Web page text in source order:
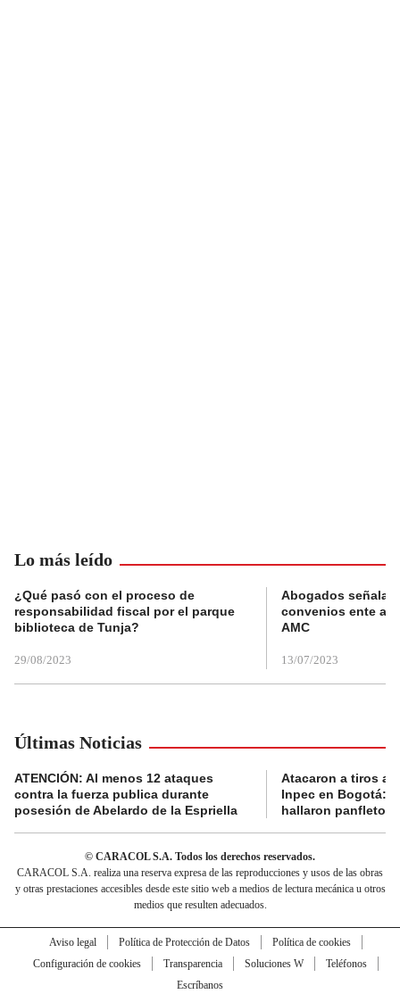
Lo más leído
¿Qué pasó con el proceso de
responsabilidad fiscal por el parque
biblioteca de Tunja?
29/08/2023
Abogados
convenios ente
AMC
13/07/2023
Últimas Noticias
ATENCIÓN: Al menos 12 ataques
contra la fuerza publica durante
posesión de Abelardo de la Espriella
Atacaron a tiros a
Inpec en Bogotá:
hallaron panfletos
© CARACOL S.A. Todos los derechos reservados.
CARACOL S.A. realiza una reserva expresa de las reproducciones y usos de las obras
y otras prestaciones accesibles desde este sitio web a medios de lectura mecánica u otros
medios que resulten adecuados.
Aviso legal Política de Protección de Datos
Política de cookies
Configuración de cookies
Transparencia Soluciones W
Teléfonos
Escríbanos